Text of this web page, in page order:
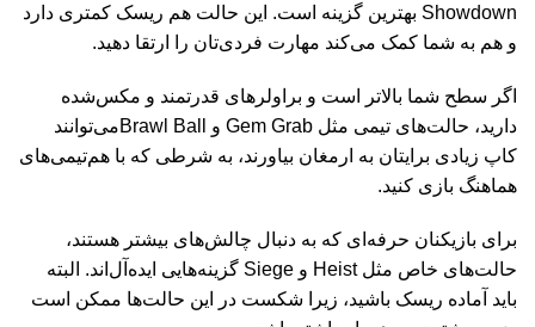
Showdown بهترین گزینه است. این حالت هم ریسک کمتری دارد
و هم به شما کمک می‌کند مهارت فردی‌تان را ارتقا دهید.
اگر سطح شما بالاتر است و براولرهای قدرتمند و مکس‌شده
دارید، حالت‌های تیمی مثل Gem Grab و Brawl Ballمی‌توانند
کاپ زیادی برایتان به ارمغان بیاورند، به شرطی که با هم‌تیمی‌های
هماهنگ بازی کنید.
برای بازیکنان حرفه‌ای که به دنبال چالش‌های بیشتر هستند،
حالت‌های خاص مثلHeist و Siege گزینه‌هایی ایده‌آل‌اند. البته
باید آماده ریسک باشید، زیرا شکست در این حالت‌ها ممکن است